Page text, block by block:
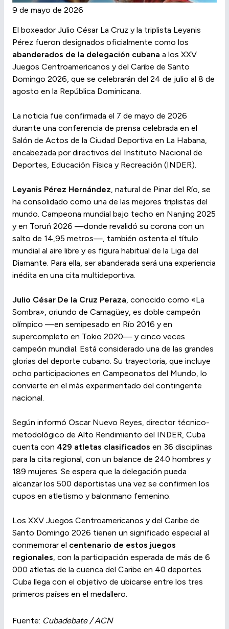
9 de mayo de 2026
El boxeador Julio César La Cruz y la triplista Leyanis
Pérez fueron designados oficialmente como los
abanderados de la delegación cubana a los XXV
Juegos Centroamericanos y del Caribe de Santo
Domingo 2026, que se celebrarán del 24 de julio al 8 de
agosto en la República Dominicana.
La noticia fue confirmada el 7 de mayo de 2026
durante una conferencia de prensa celebrada en el
Salón de Actos de la Ciudad Deportiva en La Habana,
encabezada por directivos del Instituto Nacional de
Deportes, Educación Física y Recreación (INDER).
Leyanis Pérez Hernández, natural de Pinar del Río, se
ha consolidado como una de las mejores triplistas del
mundo. Campeona mundial bajo techo en Nanjing 2025
y en Toruń 2026 —donde revalidó su corona con un
salto de 14,95 metros—, también ostenta el título
mundial al aire libre y es figura habitual de la Liga del
Diamante. Para ella, ser abanderada será una experiencia
inédita en una cita multideportiva.
Julio César De la Cruz Peraza, conocido como «La
Sombra», oriundo de Camagüey, es doble campeón
olímpico —en semipesado en Río 2016 y en
supercompleto en Tokio 2020— y cinco veces
campeón mundial. Está considerado una de las grandes
glorias del deporte cubano. Su trayectoria, que incluye
ocho participaciones en Campeonatos del Mundo, lo
convierte en el más experimentado del contingente
nacional.
Según informó Oscar Nuevo Reyes, director técnico-
metodológico de Alto Rendimiento del INDER, Cuba
cuenta con 429 atletas clasificados en 36 disciplinas
para la cita regional, con un balance de 240 hombres y
189 mujeres. Se espera que la delegación pueda
alcanzar los 500 deportistas una vez se confirmen los
cupos en atletismo y balonmano femenino.
Los XXV Juegos Centroamericanos y del Caribe de
Santo Domingo 2026 tienen un significado especial al
conmemorar el centenario de estos juegos
regionales, con la participación esperada de más de 6
000 atletas de la cuenca del Caribe en 40 deportes.
Cuba llega con el objetivo de ubicarse entre los tres
primeros países en el medallero.
Fuente: Cubadebate / ACN